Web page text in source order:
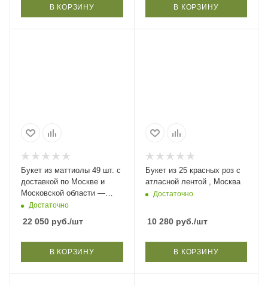
В КОРЗИНУ В КОРЗИНУ
Букет из маттиолы 49 шт. с
доставкой по Москве и
Московской области —
размер 50×55 см
Достаточно
22 050 руб./шт
В КОРЗИНУ
Букет из 25 красных роз с
атласной лентой , Москва
Достаточно
10 280руб./шт
В КОРЗИНУ